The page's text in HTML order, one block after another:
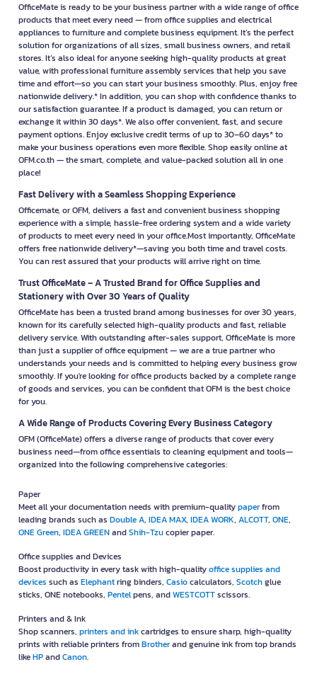
OfficeMate is ready to be your business partner with a wide range of office
products that meet every need — from office supplies and electrical
appliances to furniture and complete business equipment. It’s the perfect
solution for organizations of all sizes, small business owners, and retail
stores. It’s also ideal for anyone seeking high-quality products at great
value, with professional furniture assembly services that help you save
time and effort—so you can start your business smoothly. Plus, enjoy free
nationwide delivery.* In addition, you can shop with confidence thanks to
our satisfaction guarantee. If a product is damaged, you can return or
exchange it within 30 days*. We also offer convenient, fast, and secure
payment options. Enjoy exclusive credit terms of up to 30–60 days* to
make your business operations even more flexible. Shop easily online at
OFM.co.th — the smart, complete, and value-packed solution all in one
place!
Fast Delivery with a Seamless Shopping Experience
Officemate, or OFM, delivers a fast and convenient business shopping
experience with a simple, hassle-free ordering system and a wide variety
of products to meet every need in your office.Most importantly, OfficeMate
offers free nationwide delivery*—saving you both time and travel costs.
You can rest assured that your products will arrive right on time.
Trust OfficeMate – A Trusted Brand for Office Supplies and
Stationery with Over 30 Years of Quality
OfficeMate has been a trusted brand among businesses for over 30 years,
known for its carefully selected high-quality products and fast, reliable
delivery service. With outstanding after-sales support, OfficeMate is more
than just a supplier of office equipment — we are a true partner who
understands your needs and is committed to helping every business grow
smoothly. If you're looking for office products backed by a complete range
of goods and services, you can be confident that OFM is the best choice
for you.
A Wide Range of Products Covering Every Business Category
OFM (OfficeMate) offers a diverse range of products that cover every
business need—from office essentials to cleaning equipment and tools—
organized into the following comprehensive categories:
Paper
Meet all your documentation needs with premium-qualitypaperfrom
leading brands such as Double A, IDEA MAX, IDEA WORK, ALCOTT, ONE,
ONE Green, IDEA GREENandShih-Tzucopier paper.
Office supplies and Devices
Boost productivity in every task with high-qualityoffice supplies and
devices such as Elephantring binders, Casiocalculators, Scotchglue
sticks, ONE notebooks, Pentelpens, andWESTCOTTscissors.
Printers and & Ink
Shop scanners, printers and inkcartridges to ensure sharp, high-quality
prints with reliable printers fromBrotherand genuine ink from top brands
likeHPandCanon.